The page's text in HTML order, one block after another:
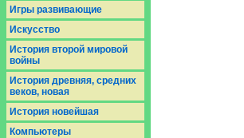
Игры развивающие
Искусство
История второй мировой
войны
История древняя, средних
веков, новая
История новейшая
Компьютеры